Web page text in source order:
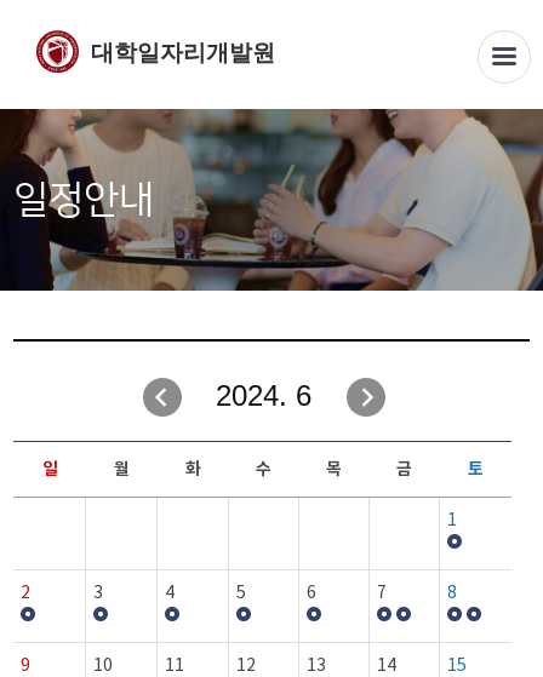
대학일자리개발원
일정안내
2024. 6
일 월 화 수 목 금 토
1
2 3 4 5 6 7 8
9 10 11 12 13 14 15